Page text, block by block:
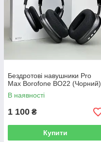
Бездротові навушники Pro
Max Borofone BO22 (Чорний)
В наявності
1 100 ₴
Купити